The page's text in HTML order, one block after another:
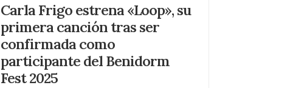
Carla Frigo estrena «Loop», su
primera canción tras ser
confirmada como
participante del Benidorm
Fest 2025